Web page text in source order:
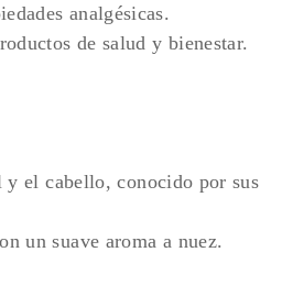
analgésicas.
de salud y bienestar.
el cabello, conocido por sus
un suave aroma a nuez.